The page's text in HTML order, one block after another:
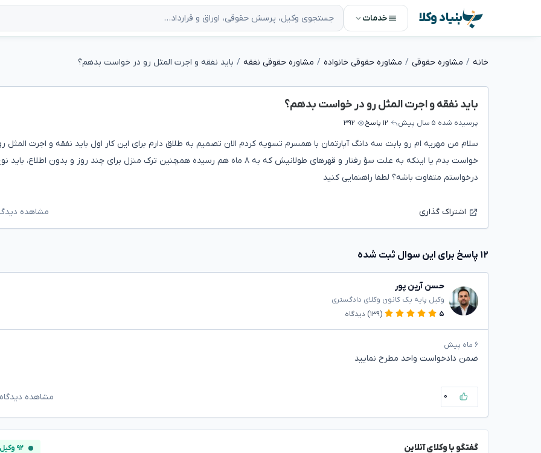
بنیاد وکلا خدمات
خانه مشاوره حقوقی مشاوره حقوقی خانواده مشاوره حقوقی نفقه باید نفقه و اجرت المثل رو در خواست بدهم؟
باید نفقه و اجرت المثل رو در خواست بدهم؟
پرسیده شده ۵ سال پیش ۱۲ پاسخ ۳۹۲
سلام من مهریه ام رو بابت سه دانگ آپارتمان با همسرم تسویه کردم الان تصمیم به طلاق دارم برای این کار اول باید نفقه و اجرت المثل
خواست بدم یا اینکه به علت سؤ رفتار و قهرهای طولانیش که به ۸ ماه هم رسیده همچنین ترک منزل برای چند روز و بدون اطلاع، باید
درخواستم متفاوت باشه؟ لطفا راهنمایی کنید
اشتراک گذاری مشاهده
۱۲ پاسخ برای این سوال ثبت شده
حسن آرین پور
وکیل پایه یک کانون وکلای دادگستری
۵
(۱۳۹) دیدگاه
۶ ماه پیش
ضمن دادخواست واحد مطرح نمایید
۰ مشاهده
گفتگو با وکلای آنلاین ۹۲ وکیل آنلاین